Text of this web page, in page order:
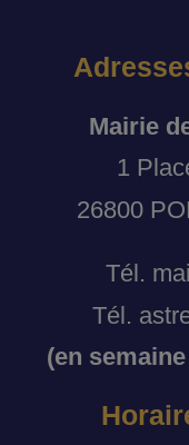
Mairie
1
26800
Tél.
Tél.
(en